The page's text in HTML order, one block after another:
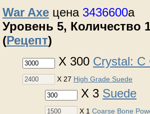
War Axe цена 3436600a
Уровень 5, Количество
(Рецепт)
X 300 Crystal: C
X 27 High Grade Suede
X 3 Suede
X 1 Coarse Bone